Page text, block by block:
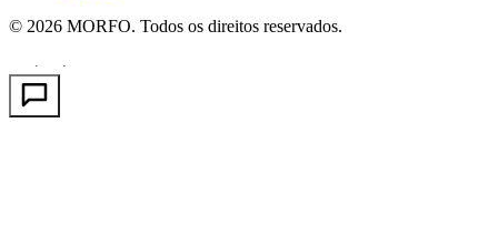
© 2026 MORFO. Todos os direitos reservados.
· ·